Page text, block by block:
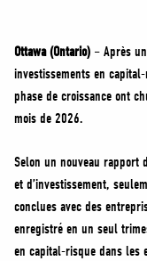
Ottawa (Ontario) – Après
investissements en
phase de croissance ont
mois de 2026.
Selon un nouveau rapport
et d’investissement,
conclues avec des
enregistré en un seul
en capital-risque dans les